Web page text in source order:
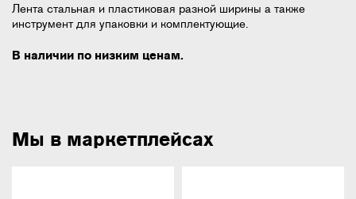
Лента стальная и пластиковая разной ширины а также
инструмент для упаковки и комплектующие.
В наличии по низким ценам.
Мы в маркетплейсах